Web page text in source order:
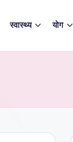
स्वास्थ्य योग